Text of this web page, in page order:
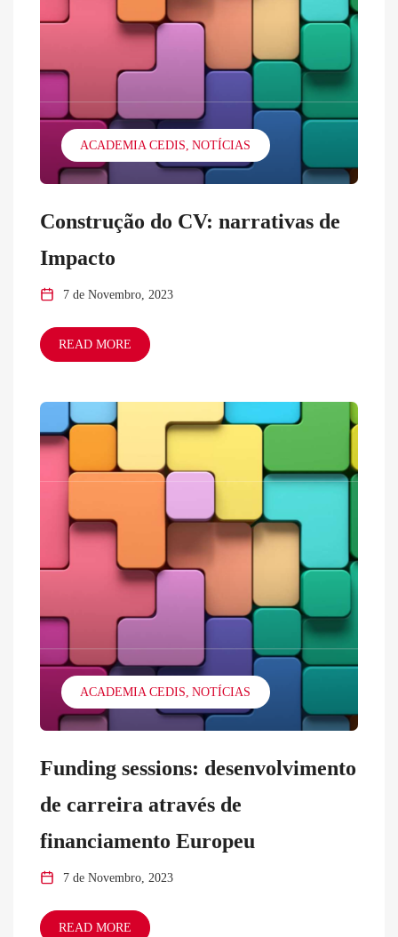
ACADEMIA CEDIS NOTÍCIAS
Construção do CV: narrativas de
Impacto
7 de Novembro, 2023
READ MORE
ACADEMIA CEDIS NOTÍCIAS
Funding sessions: desenvolvimento
de carreira através de
financiamento Europeu
7 de Novembro, 2023
READ MORE